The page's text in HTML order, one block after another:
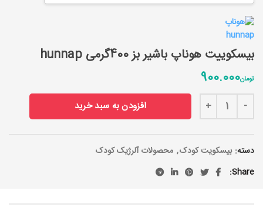
بیسکوییت هوناپ باشیر بز 400گرمی hunnap
تومان900.000
بیسکوییت هوناپ باشیر بز 400گرمی hunnap عدد افزودن به سبد خرید
دسته: بیسکویت کودک, محصولات آلرژیک کودک
Share